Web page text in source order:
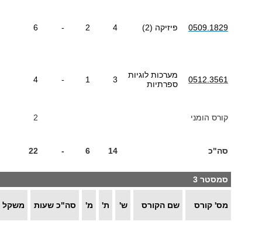
0509.1829 פיזיקה (2) 4
2
-
6
0512.3561
מערכות לוגיות
ספרתיות
3
1
-
4
קורס הומני 2
סה"כ 14
6
-
22
סמסטר 3
מס' קורס שם הקורס ש' ת' מ' סה"כ שעות משקל